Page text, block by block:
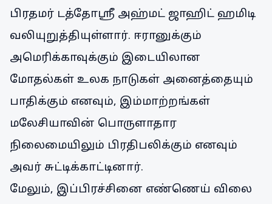
பிரதமர் டத்தோஸ்ரீ அஹ்மட் ஜாஹிட் ஹமிடி
வலியுறுத்தியுள்ளார். ஈரானுக்கும்
அமெரிக்காவுக்கும் இடையிலான
மோதல்கள் உலக நாடுகள் அனைத்தையும்
பாதிக்கும் எனவும், இம்மாற்றங்கள்
மலேசியாவின் பொருளாதார
நிலைமையிலும் பிரதிபலிக்கும் எனவும்
அவர் சுட்டிக்காட்டினார்.
மேலும், இப்பிரச்சினை எண்ணெய் விலை